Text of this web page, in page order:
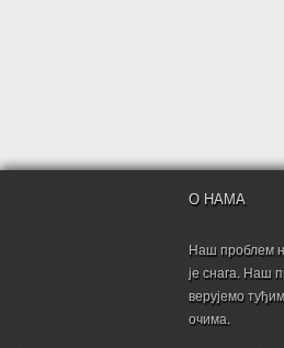
О НАМА
Наш проблем
је снага. Наш
верујемо
очима.